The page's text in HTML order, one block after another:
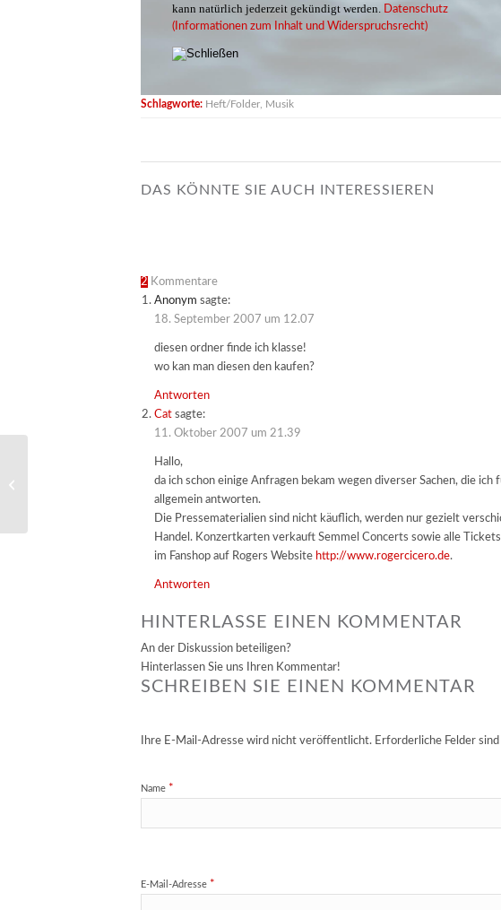
kann natürlich jederzeit gekündigt werden.
Datenschutz
(Informationen zum Inhalt und Widerspruchsrecht)
Schlagworte: Heft/Folder Musik
DAS KÖNNTE SIE AUCH INTERESSIEREN
2 Kommentare
Anonym sagte:
18. September 2007 um 12.07
diesen ordner finde ich klasse!
wo kan man diesen den kaufen?
Antworten
Cat sagte:
11. Oktober 2007 um 21.39
Hallo,
da ich schon einige Anfragen bekam wegen diverser Sachen, die
allgemein antworten.
Die Pressematerialien sind nicht käuflich, werden nur gezielt
Handel. Konzertkarten verkauft Semmel Concerts sowie alle
im Fanshop auf Rogers Website http://www.rogercicero.de.
Antworten
HINTERLASSE EINEN KOMMENTAR
An der Diskussion beteiligen?
Hinterlassen Sie uns Ihren Kommentar!
SCHREIBEN SIE EINEN KOMMENTAR
Ihre E-Mail-Adresse wird nicht veröffentlicht. Erforderliche Felder
Name *
E-Mail-Adresse *